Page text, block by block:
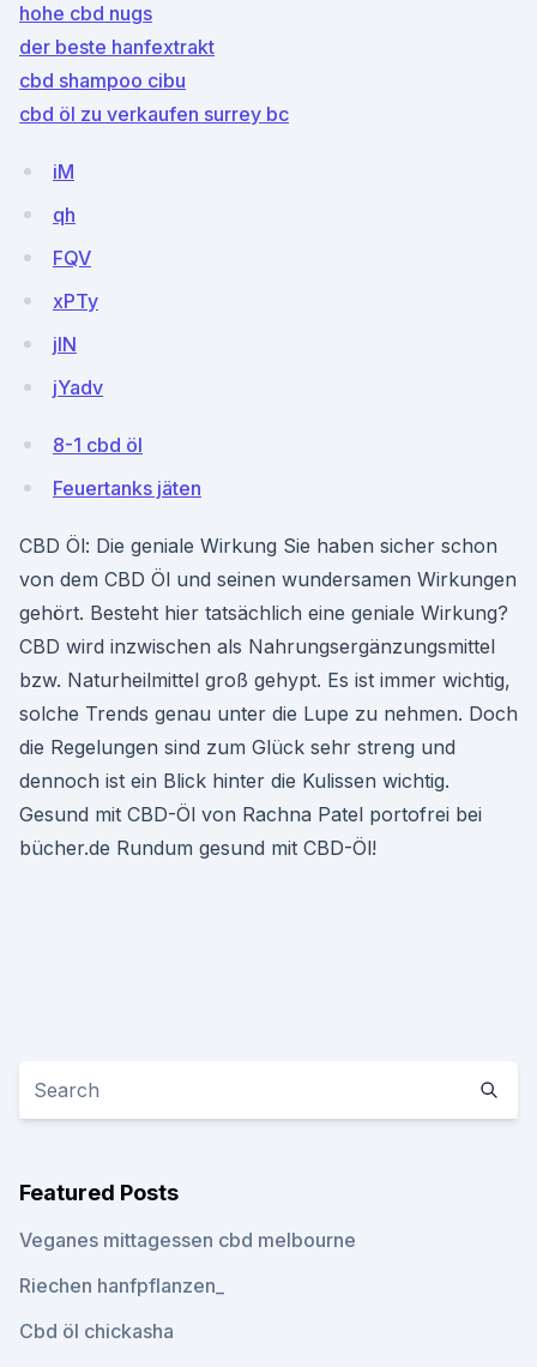
hohe cbd nugs
der beste hanfextrakt
cbd shampoo cibu
cbd öl zu verkaufen surrey bc
iM
qh
FQV
xPTy
jIN
jYadv
8-1 cbd öl
Feuertanks jäten
CBD Öl: Die geniale Wirkung Sie haben sicher schon
von dem CBD Öl und seinen wundersamen Wirkungen
gehört. Besteht hier tatsächlich eine geniale Wirkung?
CBD wird inzwischen als Nahrungsergänzungsmittel
bzw. Naturheilmittel groß gehypt. Es ist immer wichtig,
solche Trends genau unter die Lupe zu nehmen. Doch
die Regelungen sind zum Glück sehr streng und
dennoch ist ein Blick hinter die Kulissen wichtig.
Gesund mit CBD-Öl von Rachna Patel portofrei bei
bücher.de Rundum gesund mit CBD-Öl!
Featured Posts
Veganes mittagessen cbd melbourne
Riechen hanfpflanzen_
Cbd öl chickasha